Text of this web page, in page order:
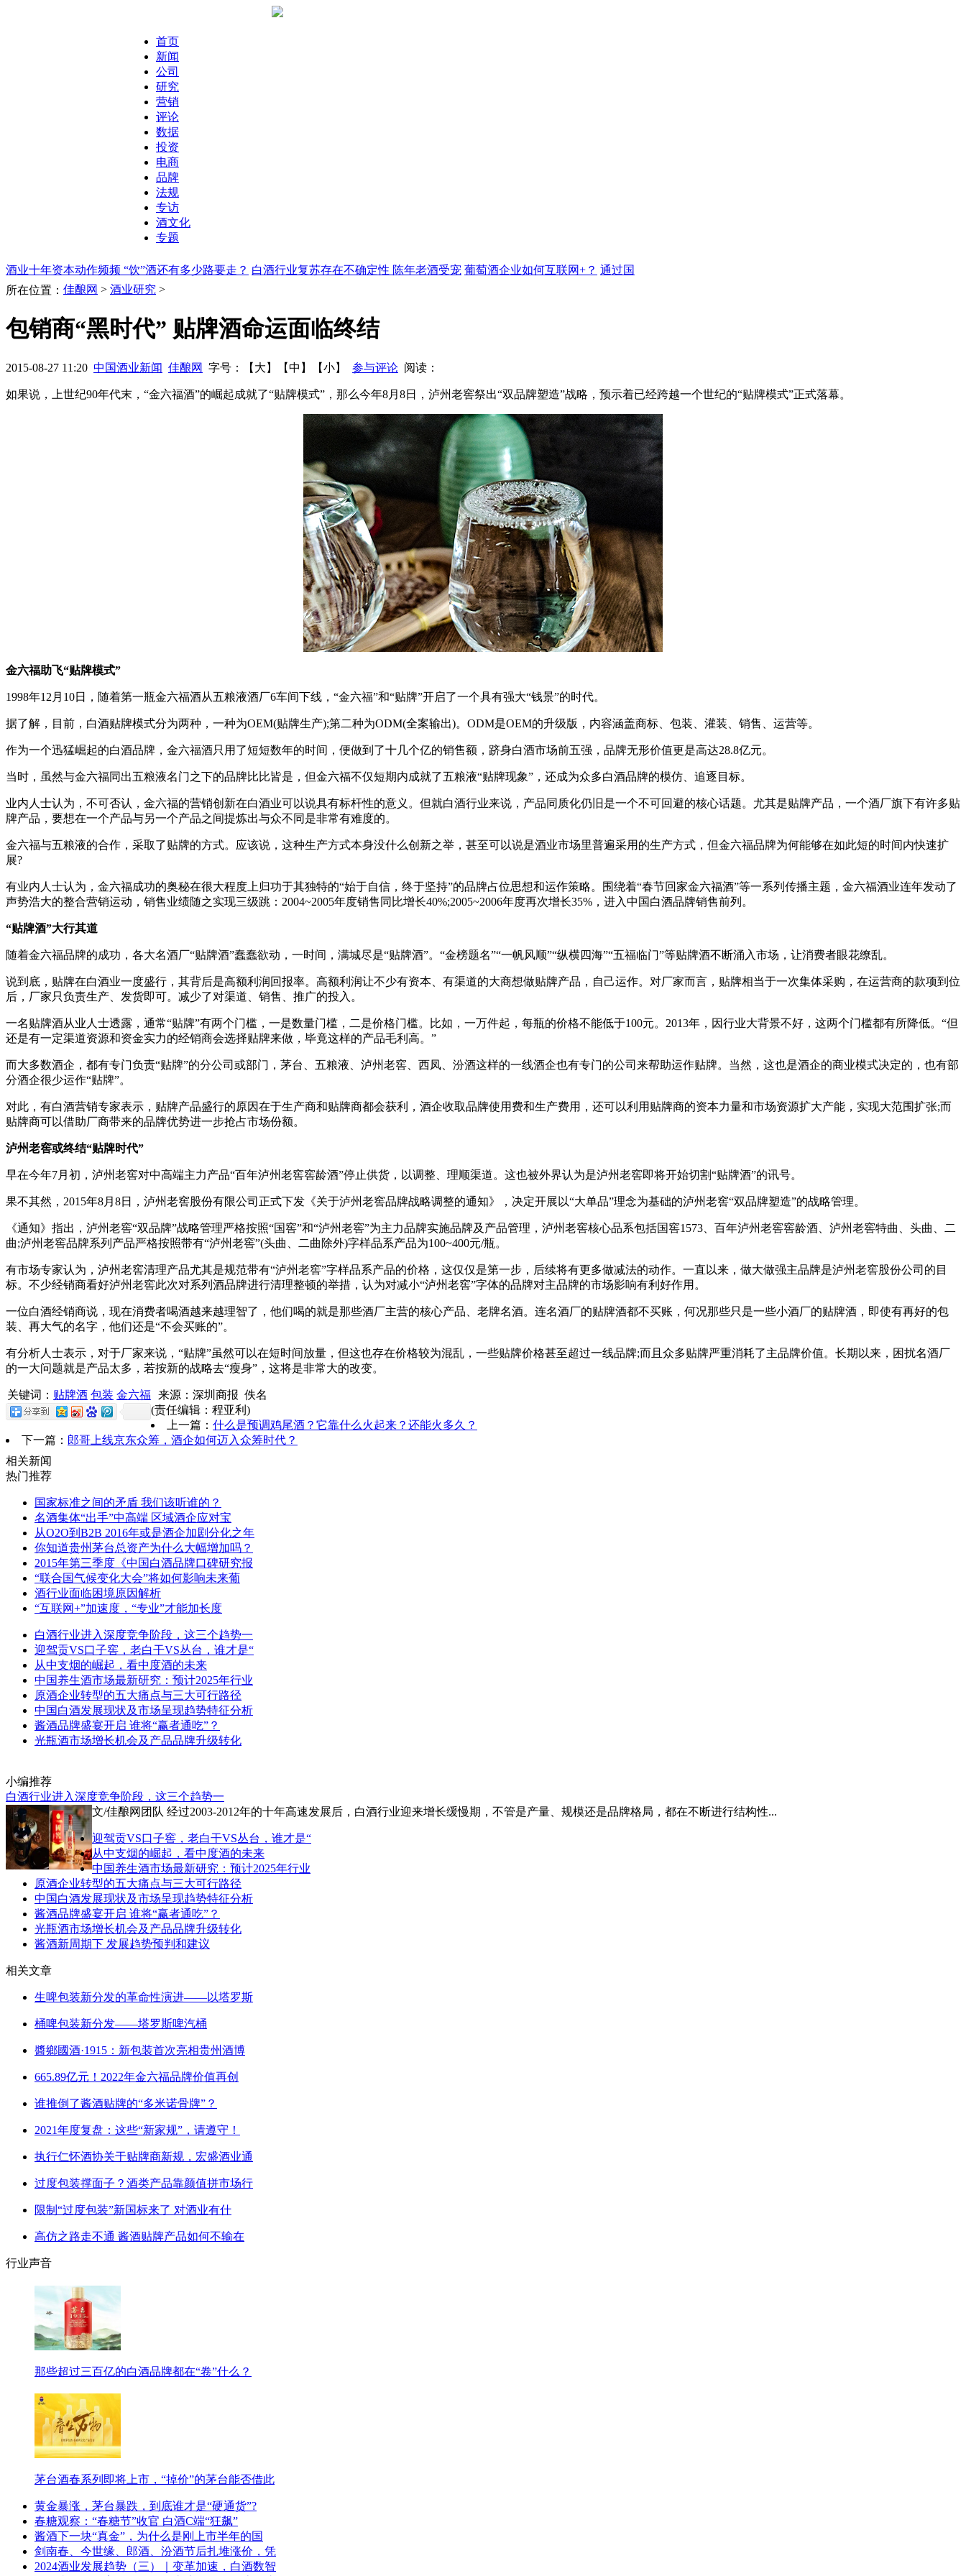
首页
新闻
公司
研究
营销
评论
数据
投资
电商
品牌
法规
专访
酒文化
专题
酒业十年资本动作频频 “饮”酒还有多少路要走？ 白酒行业复苏存在不确定性 陈年老酒受宠 葡萄酒企业如何互联网+？ 通过国
人加拿大排队奢侈抢葡萄酒，看未来葡萄酒形势
是不是OUT了？ 雾霾深重，酿酒生态何去何从？ 外来品牌如何在鲁酒板块茁壮地成长
所在位置： 佳酿网 > 酒业研究 >
包销商“黑时代” 贴牌酒命运面临终结
2015-08-27 11:20 中国酒业新闻 佳酿网 字号：【 大 】【中 】【小】 参与评论 阅读：
如果说，上世纪90年代末，“金六福酒”的崛起成就了“贴牌模式”，那么今年8月8日，泸州老窖祭出“双品牌塑造”战略，预示着已经跨越一个世纪的“贴牌模式”正式落幕。
金六福助飞“贴牌模式”
1998年12月10日，随着第一瓶金六福酒从五粮液酒厂6车间下线，“金六福”和“贴牌”开启了一个具有强大“钱景”的时代。
据了解，目前，白酒贴牌模式分为两种，一种为OEM(贴牌生产);第二种为ODM(全案输出)。ODM是OEM的升级版，内容涵盖商标、包装、灌装、销售、运营等。
作为一个迅猛崛起的白酒品牌，金六福酒只用了短短数年的时间，便做到了十几个亿的销售额，跻身白酒市场前五强，品牌无形价值更是高达28.8亿元。
当时，虽然与金六福同出五粮液名门之下的品牌比比皆是，但金六福不仅短期内成就了五粮液“贴牌现象”，还成为众多白酒品牌的模仿、追逐目标。
业内人士认为，不可否认，金六福的营销创新在白酒业可以说具有标杆性的意义。但就白酒行业来说，产品同质化仍旧是一个不可回避的核心话题。尤其是贴牌产品，一个酒厂旗下有许多贴
牌产品，要想在一个产品与另一个产品之间提炼出与众不同是非常有难度的。
金六福与五粮液的合作，采取了贴牌的方式。应该说，这种生产方式本身没什么创新之举，甚至可以说是酒业市场里普遍采用的生产方式，但金六福品牌为何能够在如此短的时间内快速扩
展?
有业内人士认为，金六福成功的奥秘在很大程度上归功于其独特的“始于自信，终于坚持”的品牌占位思想和运作策略。围绕着“春节回家金六福酒”等一系列传播主题，金六福酒业连年发动了
声势浩大的整合营销运动，销售业绩随之实现三级跳：2004~2005年度销售同比增长40%;2005~2006年度再次增长35%，进入中国白酒品牌销售前列。
“贴牌酒”大行其道
随着金六福品牌的成功，各大名酒厂“贴牌酒”蠢蠢欲动，一时间，满城尽是“贴牌酒”。“金榜题名”“一帆风顺”“纵横四海”“五福临门”等贴牌酒不断涌入市场，让消费者眼花缭乱。
说到底，贴牌在白酒业一度盛行，其背后是高额利润回报率。高额利润让不少有资本、有渠道的大商想做贴牌产品，自己运作。对厂家而言，贴牌相当于一次集体采购，在运营商的款项到位
后，厂家只负责生产、发货即可。减少了对渠道、销售、推广的投入。
一名贴牌酒从业人士透露，通常“贴牌”有两个门槛，一是数量门槛，二是价格门槛。比如，一万件起，每瓶的价格不能低于100元。2013年，因行业大背景不好，这两个门槛都有所降低。“但
还是有一定渠道资源和资金实力的经销商会选择贴牌来做，毕竟这样的产品毛利高。”
而大多数酒企，都有专门负责“贴牌”的分公司或部门，茅台、五粮液、泸州老窖、西凤、汾酒这样的一线酒企也有专门的公司来帮助运作贴牌。当然，这也是酒企的商业模式决定的，也有部
分酒企很少运作“贴牌”。
对此，有白酒营销专家表示，贴牌产品盛行的原因在于生产商和贴牌商都会获利，酒企收取品牌使用费和生产费用，还可以利用贴牌商的资本力量和市场资源扩大产能，实现大范围扩张;而
贴牌商可以借助厂商带来的品牌优势进一步抢占市场份额。
泸州老窖或终结“贴牌时代”
早在今年7月初，泸州老窖对中高端主力产品“百年泸州老窖窖龄酒”停止供货，以调整、理顺渠道。这也被外界认为是泸州老窖即将开始切割“贴牌酒”的讯号。
果不其然，2015年8月8日，泸州老窖股份有限公司正式下发《关于泸州老窖品牌战略调整的通知》，决定开展以“大单品”理念为基础的泸州老窖“双品牌塑造”的战略管理。
《通知》指出，泸州老窖“双品牌”战略管理严格按照“国窖”和“泸州老窖”为主力品牌实施品牌及产品管理，泸州老窖核心品系包括国窖1573、百年泸州老窖窖龄酒、泸州老窖特曲、头曲、二
曲;泸州老窖品牌系列产品严格按照带有“泸州老窖”(头曲、二曲除外)字样品系产品为100~400元/瓶。
有市场专家认为，泸州老窖清理产品尤其是规范带有“泸州老窖”字样品系产品的价格，这仅仅是第一步，后续将有更多做减法的动作。一直以来，做大做强主品牌是泸州老窖股份公司的目
标。不少经销商看好泸州老窖此次对系列酒品牌进行清理整顿的举措，认为对减小“泸州老窖”字体的品牌对主品牌的市场影响有利好作用。
一位白酒经销商说，现在消费者喝酒越来越理智了，他们喝的就是那些酒厂主营的核心产品、老牌名酒。连名酒厂的贴牌酒都不买账，何况那些只是一些小酒厂的贴牌酒，即使有再好的包
装、再大气的名字，他们还是“不会买账的”。
有分析人士表示，对于厂家来说，“贴牌”虽然可以在短时间放量，但这也存在价格较为混乱，一些贴牌价格甚至超过一线品牌;而且众多贴牌严重消耗了主品牌价值。长期以来，困扰名酒厂
的一大问题就是产品太多，若按新的战略去“瘦身”，这将是非常大的改变。
关键词： 贴牌酒 包装 金六福 来源：深圳商报 佚名
(责任编辑：程亚利)
上一篇： 什么是预调鸡尾酒？它靠什么火起来？还能火多久？
下一篇： 郎哥上线京东众筹，酒企如何迈入众筹时代？
相关新闻
热门推荐
国家标准之间的矛盾 我们该听谁的？
名酒集体“出手”中高端 区域酒企应对宝
从O2O到B2B 2016年或是酒企加剧分化之年
你知道贵州茅台总资产为什么大幅增加吗？
2015年第三季度《中国白酒品牌口碑研究报
“联合国气候变化大会”将如何影响未来葡
酒行业面临困境原因解析
“互联网+”加速度，“专业”才能加长度
白酒行业进入深度竞争阶段，这三个趋势一
迎驾贡VS口子窖，老白干VS丛台，谁才是“
从中支烟的崛起，看中度酒的未来
中国养生酒市场最新研究：预计2025年行业
原酒企业转型的五大痛点与三大可行路径
中国白酒发展现状及市场呈现趋势特征分析
酱酒品牌盛宴开启 谁将“赢者通吃”？
光瓶酒市场增长机会及产品品牌升级转化
小编推荐
白酒行业进入深度竞争阶段，这三个趋势一
文/佳酿网团队 经过2003-2012年的十年高速发展后，白酒行业迎来增长缓慢期，不管是产量、规模还是品牌格局，都在不断进行结构性...
迎驾贡VS口子窖，老白干VS丛台，谁才是“
从中支烟的崛起，看中度酒的未来
中国养生酒市场最新研究：预计2025年行业
原酒企业转型的五大痛点与三大可行路径
中国白酒发展现状及市场呈现趋势特征分析
酱酒品牌盛宴开启 谁将“赢者通吃”？
光瓶酒市场增长机会及产品品牌升级转化
酱酒新周期下 发展趋势预判和建议
相关文章
生啤包装新分发的革命性演进——以塔罗斯
桶啤包装新分发——塔罗斯啤汽桶
醬鄉國酒·1915：新包装首次亮相贵州酒博
665.89亿元！2022年金六福品牌价值再创
谁推倒了酱酒贴牌的“多米诺骨牌”？
2021年度复盘：这些“新家规”，请遵守！
执行仁怀酒协关于贴牌商新规，宏盛酒业通
过度包装撑面子？酒类产品靠颜值拼市场行
限制“过度包装”新国标来了 对酒业有什
高仿之路走不通 酱酒贴牌产品如何不输在
行业声音
那些超过三百亿的白酒品牌都在“卷”什么？
茅台酒春系列即将上市，“掉价”的茅台能否借此
黄金暴涨，茅台暴跌，到底谁才是“硬通货”?
春糖观察：“春糖节”收官 白酒C端“狂飙”
酱酒下一块“真金”，为什么是刚上市半年的国
剑南春、今世缘、郎酒、汾酒节后扎堆涨价，凭
2024酒业发展趋势（三）｜变革加速，白酒数智